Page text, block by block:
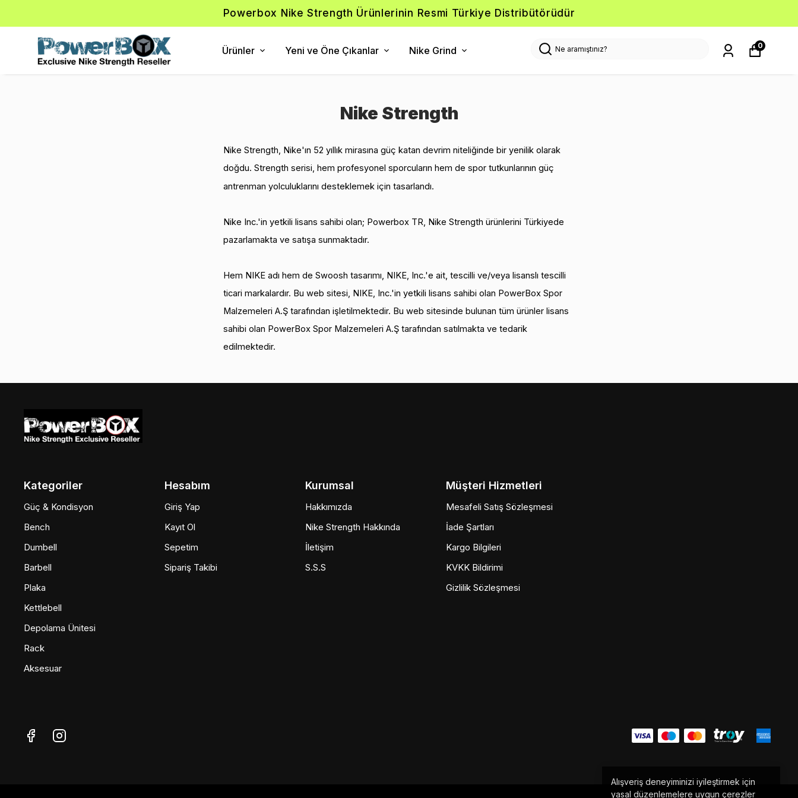
Powerbox Nike Strength Ürünlerinin Resmi Türkiye Distribütörüdür
Ürünler Yeni ve Öne Çıkanlar Nike Grind 0
Alışveriş deneyiminizi iyileştirmek için
yasal düzenlemelere uygun çerezler
Nike Strength
Nike Strength, Nike'ın 52 yıllık mirasına güç katan devrim niteliğinde bir yenilik olarak
doğdu. Strength serisi, hem profesyonel sporcuların hem de spor tutkunlarının güç
antrenman yolculuklarını desteklemek için tasarlandı.
Nike Inc.'in yetkili lisans sahibi olan; Powerbox TR, Nike Strength ürünlerini Türkiyede
pazarlamakta ve satışa sunmaktadır.
Hem NIKE adı hem de Swoosh tasarımı, NIKE, Inc.'e ait, tescilli ve/veya lisanslı tescilli
ticari markalardır. Bu web sitesi, NIKE, Inc.'in yetkili lisans sahibi olan PowerBox Spor
Malzemeleri A.Ş tarafından işletilmektedir. Bu web sitesinde bulunan tüm ürünler lisans
sahibi olan PowerBox Spor Malzemeleri A.Ş tarafından satılmakta ve tedarik
edilmektedir.
Kategoriler
Güç & Kondisyon
Bench
Dumbell
Barbell
Plaka
Kettlebell
Depolama Ünitesi
Rack
Aksesuar
Hesabım
Giriş Yap
Kayıt Ol
Sepetim
Sipariş Takibi
Kurumsal
Hakkımızda
Nike Strength Hakkında
İletişim
S.S.S
Müşteri Hizmetleri
Mesafeli Satış Sözleşmesi
İade Şartları
Kargo Bilgileri
KVKK Bildirimi
Gizlilik Sözleşmesi